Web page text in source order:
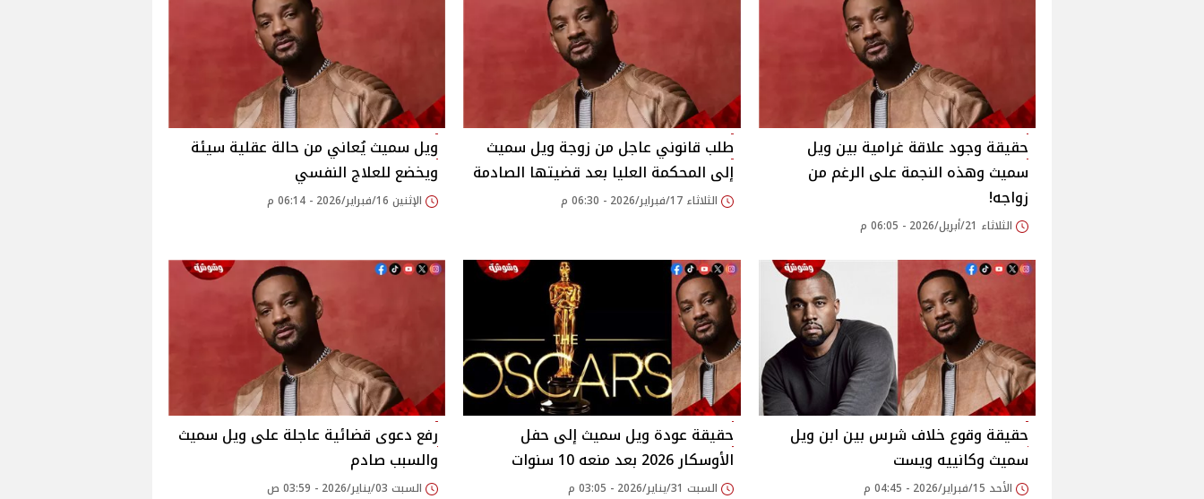
حقيقة وجود علاقة غرامية بين ويل
سميث وهذه النجمة على الرغم من
زواجه!
الثلاثاء 21/أبريل/2026 - 06:05 م
طلب قانوني عاجل من زوجة ويل سميث
إلى المحكمة العليا بعد قضيتها الصادمة
الثلاثاء 17/فبراير/2026 - 06:30 م
ويل سميث يُعاني من حالة عقلية سيئة
ويخضع للعلاج النفسي
الإثنين 16/فبراير/2026 - 06:14 م
حقيقة وقوع خلاف شرس بين ابن ويل
سميث وكانييه ويست
الأحد 15/فبراير/2026 - 04:45 م
حقيقة عودة ويل سميث إلى حفل
الأوسكار 2026 بعد منعه 10 سنوات
السبت 31/يناير/2026 - 03:05 م
رفع دعوى قضائية عاجلة على ويل سميث
والسبب صادم
السبت 03/يناير/2026 - 03:59 ص